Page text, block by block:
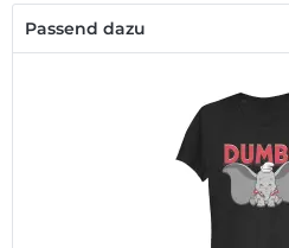
Passend dazu